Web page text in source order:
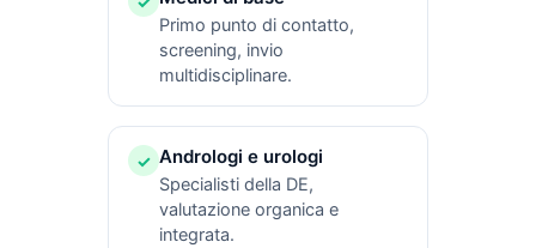
Primo punto di contatto,
screening, invio
multidisciplinare.
✓ Andrologi e urologi
Specialisti della DE,
valutazione organica e
integrata.